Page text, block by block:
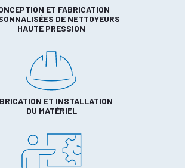
ET FABRICATION
DE NETTOYEURS
HAUTE PRESSION
ET INSTALLATION
DU MATÉRIEL